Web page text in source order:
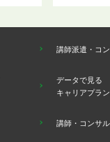
講師派遣・コ
データで見る
キャリアプラ
講師・コンサ